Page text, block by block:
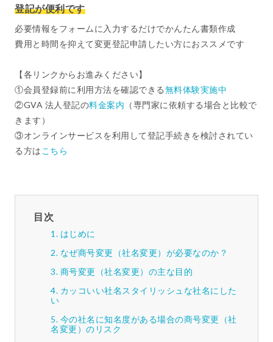
登記が便利です
必要情報をフォームに入力するだけでかんたん書類作成
費用と時間を抑えて変更登記申請したい方におススメです
【各リンクからお進みください】
①会員登録前に利用方法を確認できる無料体験実施中
②GVA 法人登記の料金案内 （専門家に依頼する場合と比較で
きます）
③オンラインサービスを利用して登記手続きを検討されてい
る方は こちら
目次
はじめに
なぜ商号変更（社名変更）が必要なのか？
商号変更（社名変更）の主な目的
カッコいい社名スタイリッシュな社名にした
い
今の社名に知名度がある場合の商号変更（社
名変更）のリスク